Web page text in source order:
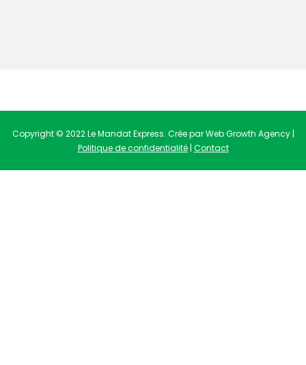
Copyright © 2022 Le Mandat Express. Crée par Web Growth Agency |
Politique de confidentialité| Contact